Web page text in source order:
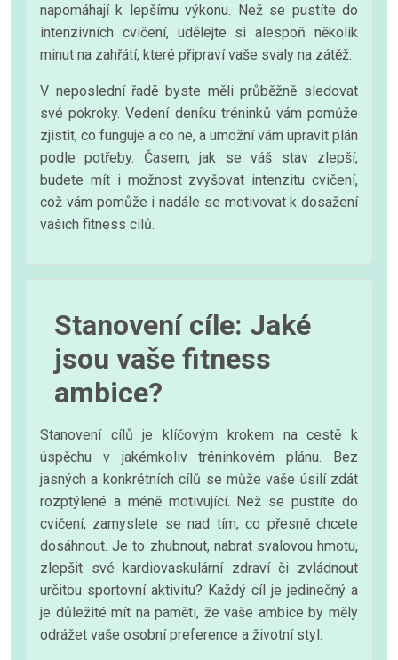
napomáhají k lepšímu výkonu. Než se pustíte do
intenzivních cvičení, udělejte si alespoň několik
minut na zahřátí, které připraví vaše svaly na zátěž.
V neposlední řadě byste měli průběžně sledovat
své pokroky. Vedení deníku tréninků vám pomůže
zjistit, co funguje a co ne, a umožní vám upravit plán
podle potřeby. Časem, jak se váš stav zlepší,
budete mít i možnost zvyšovat intenzitu cvičení,
což vám pomůže i nadále se motivovat k dosažení
vašich fitness cílů.
Stanovení cíle: Jaké
jsou vaše fitness
ambice?
Stanovení cílů je klíčovým krokem na cestě k
úspěchu v jakémkoliv tréninkovém plánu. Bez
jasných a konkrétních cílů se může vaše úsilí zdát
rozptýlené a méně motivující. Než se pustíte do
cvičení, zamyslete se nad tím, co přesně chcete
dosáhnout. Je to zhubnout, nabrat svalovou hmotu,
zlepšit své kardiovaskulární zdraví či zvládnout
určitou sportovní aktivitu? Každý cíl je jedinečný a
je důležité mít na paměti, že vaše ambice by měly
odrážet vaše osobní preference a životní styl.